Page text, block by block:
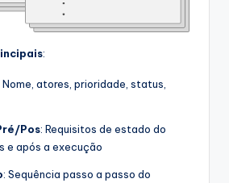
:
Nome, atores, prioridade, status,
Pos: Requisitos de estado do
e após a execução
: Sequência passo a passo do